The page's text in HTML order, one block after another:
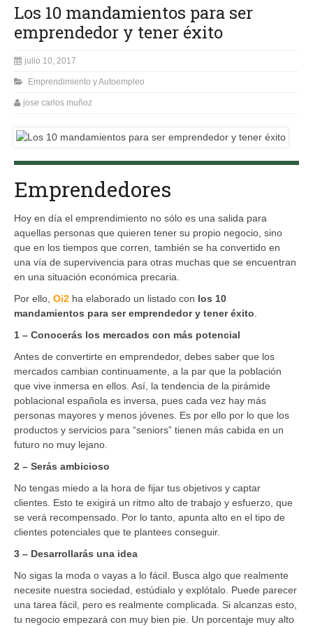
Los 10 mandamientos para ser
emprendedor y tener éxito
julio 10, 2017
Emprendimiento y Autoempleo
jose carlos muñoz
Emprendedores
Hoy en día el emprendimiento no sólo es una salida para
aquellas personas que quieren tener su propio negocio, sino
que en los tiempos que corren, también se ha convertido en
una vía de supervivencia para otras muchas que se encuentran
en una situación económica precaria.
Por ello, Oi2 ha elaborado un listado con los 10
mandamientos para ser emprendedor y tener éxito
1 – Conocerás los mercados con más potencial
Antes de convertirte en emprendedor, debes saber que los
mercados cambian continuamente, a la par que la población
que vive inmersa en ellos. Así, la tendencia de la pirámide
poblacional española es inversa, pues cada vez hay más
personas mayores y menos jóvenes. Es por ello por lo que los
productos y servicios para “seniors” tienen más cabida en un
futuro no muy lejano.
2 – Serás ambicioso
No tengas miedo a la hora de fijar tus objetivos y captar
clientes. Esto te exigirá un ritmo alto de trabajo y esfuerzo, que
se verá recompensado. Por lo tanto, apunta alto en el tipo de
clientes potenciales que te plantees conseguir.
3 – Desarrollarás una idea
No sigas la moda o vayas a lo fácil. Busca algo que realmente
necesite nuestra sociedad, estúdialo y explótalo. Puede parecer
una tarea fácil, pero es realmente complicada. Si alcanzas esto,
tu negocio empezará con muy bien pie. Un porcentaje muy alto